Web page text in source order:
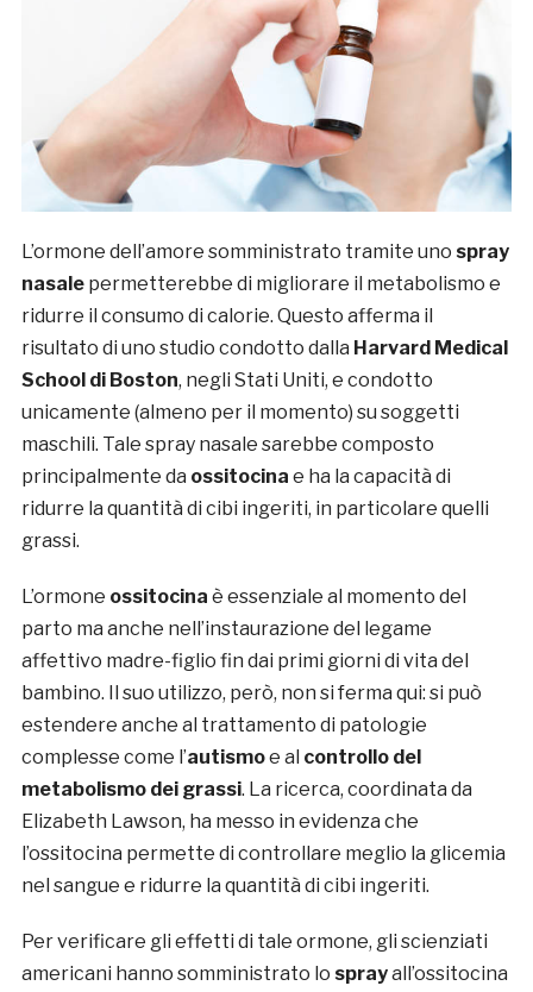
L’ormone dell’amore somministrato tramite uno spray
nasalepermetterebbe di migliorare il metabolismo e
ridurre il consumo di calorie. Questo afferma il
risultato di uno studio condotto dalla Harvard Medical
School di Boston, negli Stati Uniti, e condotto
unicamente (almeno per il momento) su soggetti
maschili. Tale spray nasale sarebbe composto
principalmente da ossitocina e ha la capacità di
ridurre la quantità di cibi ingeriti, in particolare quelli
grassi.
L’ormone ossitocina è essenziale al momento del
parto ma anche nell’instaurazione del legame
affettivo madre-figlio fin dai primi giorni di vita del
bambino. Il suo utilizzo, però, non si ferma qui: si può
estendere anche al trattamento di patologie
complesse come l’autismoe al controllo del
metabolismo dei grassi. La ricerca, coordinata da
Elizabeth Lawson, ha messo in evidenza che
l’ossitocina permette di controllare meglio la glicemia
nel sangue e ridurre la quantità di cibi ingeriti.
Per verificare gli effetti di tale ormone, gli scienziati
americani hanno somministrato lo sprayall’ossitocina